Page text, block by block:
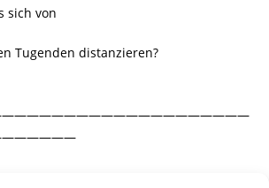
sich von
Tugenden distanzieren?